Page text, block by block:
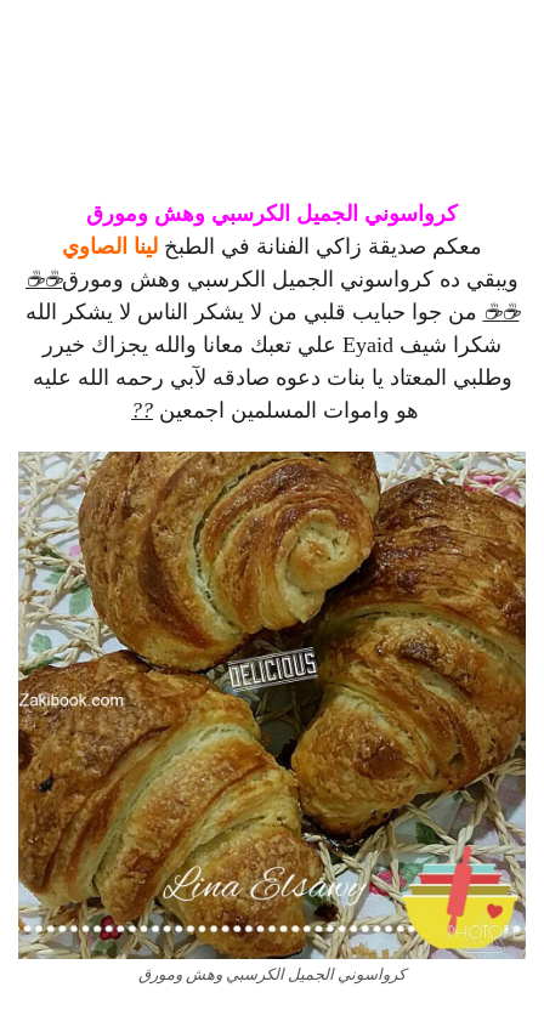
كرواسوني الجميل الكرسبي وهش ومورق
معكم صديقة زاكي الفنانة في الطبخ لينا الصاوي
ويبقي ده كرواسوني الجميل الكرسبي وهش ومورق☕
☕
☕
☕ من جوا حبايب قلبي من لا يشكر الناس لا يشكر الله
شكرا شيف Eyaid علي تعبك معانا والله يجزاك خيرر
وطلبي المعتاد يا بنات دعوه صادقه لآبي رحمه الله عليه
هو واموات المسلمين اجمعين ?
?
كرواسوني الجميل الكرسبي وهش ومورق